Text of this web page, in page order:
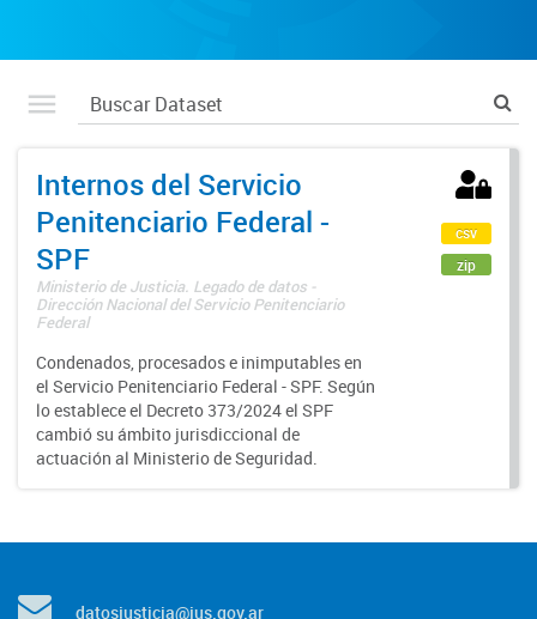
Internos del Servicio
Penitenciario Federal -
SPF
Ministerio de Justicia. Legado de datos -
Dirección Nacional del Servicio Penitenciario
Federal
Condenados, procesados e inimputables en
el Servicio Penitenciario Federal - SPF. Según
lo establece el Decreto 373/2024 el SPF
cambió su ámbito jurisdiccional de
actuación al Ministerio de Seguridad.
csv
zip
datosjusticia@jus.gov.ar